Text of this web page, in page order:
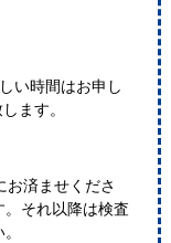
い時間はお申し
ます。
済ませくださ
それ以降は検査